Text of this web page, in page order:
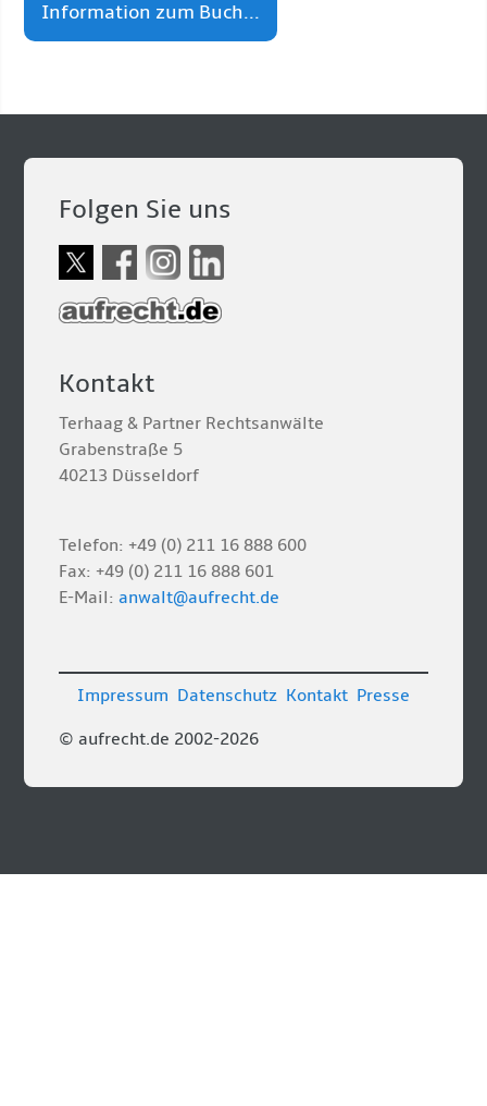
Information zum Buch...
Folgen Sie uns
Kontakt
Terhaag & Partner Rechtsanwälte
Grabenstraße 5
40213 Düsseldorf
Telefon: +49 (0) 211 16 888 600
Fax: +49 (0) 211 16 888 601
E-Mail:anwalt@aufrecht.de
© aufrecht.de 2002-2026
Impressum Datenschutz Kontakt Presse